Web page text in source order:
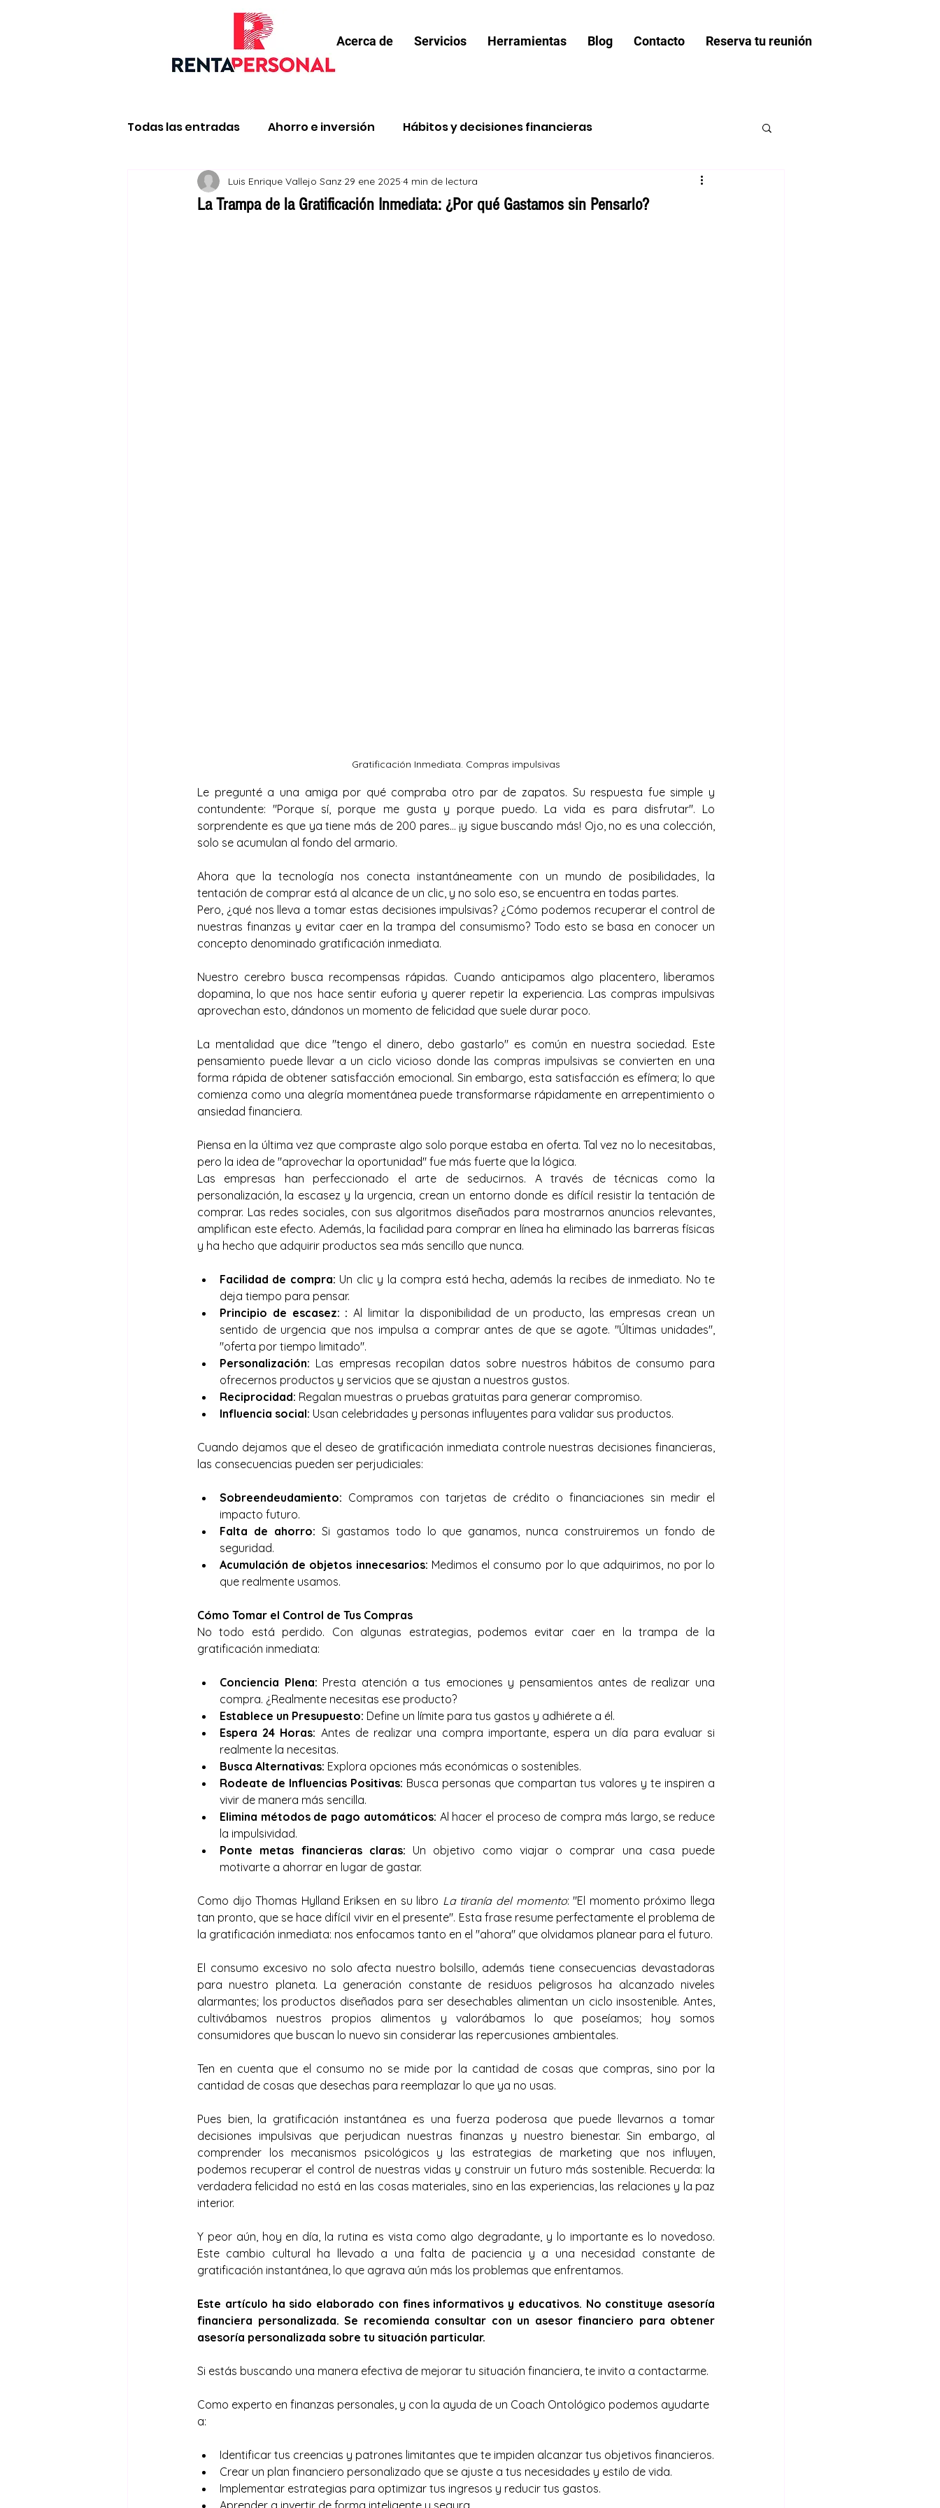
Acerca de Servicios Herramientas Blog Contacto Reserva tu reunión
Todas las entradas Ahorro e inversión Hábitos y decisiones financieras
Impuestos y declaración de renta Salir de deudas
La Trampa de la Gratificación Inmediata: ¿Por qué Gastamos sin Pensarlo?
Luis Enrique Vallejo Sanz 29 ene 2025 4 min de lectura
Gratificación Inmediata. Compras impulsivas
Le pregunté a una amiga por qué compraba otro par de zapatos. Su respuesta fue simple y
contundente: "Porque sí, porque me gusta y porque puedo. La vida es para disfrutar". Lo
sorprendente es que ya tiene más de 200 pares… ¡y sigue buscando más! Ojo, no es una colección,
solo se acumulan al fondo del armario.
Ahora que la tecnología nos conecta instantáneamente con un mundo de posibilidades, la
tentación de comprar está al alcance de un clic, y no solo eso, se encuentra en todas partes.
Pero, ¿qué nos lleva a tomar estas decisiones impulsivas? ¿Cómo podemos recuperar el control de
nuestras finanzas y evitar caer en la trampa del consumismo? Todo esto se basa en conocer un
concepto denominado gratificación inmediata.
Nuestro cerebro busca recompensas rápidas. Cuando anticipamos algo placentero, liberamos
dopamina, lo que nos hace sentir euforia y querer repetir la experiencia. Las compras impulsivas
aprovechan esto, dándonos un momento de felicidad que suele durar poco.
La mentalidad que dice "tengo el dinero, debo gastarlo" es común en nuestra sociedad. Este
pensamiento puede llevar a un ciclo vicioso donde las compras impulsivas se convierten en una
forma rápida de obtener satisfacción emocional. Sin embargo, esta satisfacción es efímera; lo que
comienza como una alegría momentánea puede transformarse rápidamente en arrepentimiento o
ansiedad financiera.
Piensa en la última vez que compraste algo solo porque estaba en oferta. Tal vez no lo necesitabas,
pero la idea de "aprovechar la oportunidad" fue más fuerte que la lógica.
Las empresas han perfeccionado el arte de seducirnos. A través de técnicas como la
personalización, la escasez y la urgencia, crean un entorno donde es difícil resistir la tentación de
comprar. Las redes sociales, con sus algoritmos diseñados para mostrarnos anuncios relevantes,
amplifican este efecto. Además, la facilidad para comprar en línea ha eliminado las barreras físicas
y ha hecho que adquirir productos sea más sencillo que nunca.
Facilidad de compra: Un clic y la compra está hecha, además la recibes de inmediato. No te
deja tiempo para pensar.
Principio de escasez: : Al limitar la disponibilidad de un producto, las empresas crean un
sentido de urgencia que nos impulsa a comprar antes de que se agote. "Últimas unidades",
"oferta por tiempo limitado".
Personalización: Las empresas recopilan datos sobre nuestros hábitos de consumo para
ofrecernos productos y servicios que se ajustan a nuestros gustos.
Reciprocidad: Regalan muestras o pruebas gratuitas para generar compromiso.
Influencia social: Usan celebridades y personas influyentes para validar sus productos.
Cuando dejamos que el deseo de gratificación inmediata controle nuestras decisiones financieras,
las consecuencias pueden ser perjudiciales:
Sobreendeudamiento: Compramos con tarjetas de crédito o financiaciones sin medir el
impacto futuro.
Falta de ahorro: Si gastamos todo lo que ganamos, nunca construiremos un fondo de
seguridad.
Acumulación de objetos innecesarios: Medimos el consumo por lo que adquirimos, no por lo
que realmente usamos.
Cómo Tomar el Control de Tus Compras
No todo está perdido. Con algunas estrategias, podemos evitar caer en la trampa de la
gratificación inmediata:
Conciencia Plena: Presta atención a tus emociones y pensamientos antes de realizar una
compra. ¿Realmente necesitas ese producto?
Establece un Presupuesto: Define un límite para tus gastos y adhiérete a él.
Espera 24 Horas: Antes de realizar una compra importante, espera un día para evaluar si
realmente la necesitas.
Busca Alternativas: Explora opciones más económicas o sostenibles.
Rodeate de Influencias Positivas: Busca personas que compartan tus valores y te inspiren a
vivir de manera más sencilla.
Elimina métodos de pago automáticos: Al hacer el proceso de compra más largo, se reduce
la impulsividad.
Ponte metas financieras claras: Un objetivo como viajar o comprar una casa puede
motivarte a ahorrar en lugar de gastar.
Como dijo Thomas Hylland Eriksen en su libro La tiranía del momento: "El momento próximo llega
tan pronto, que se hace difícil vivir en el presente". Esta frase resume perfectamente el problema de
la gratificación inmediata: nos enfocamos tanto en el "ahora" que olvidamos planear para el futuro.
El consumo excesivo no solo afecta nuestro bolsillo, además tiene consecuencias devastadoras
para nuestro planeta. La generación constante de residuos peligrosos ha alcanzado niveles
alarmantes; los productos diseñados para ser desechables alimentan un ciclo insostenible. Antes,
cultivábamos nuestros propios alimentos y valorábamos lo que poseíamos; hoy somos
consumidores que buscan lo nuevo sin considerar las repercusiones ambientales.
Ten en cuenta que el consumo no se mide por la cantidad de cosas que compras, sino por la
cantidad de cosas que desechas para reemplazar lo que ya no usas.
Pues bien, la gratificación instantánea es una fuerza poderosa que puede llevarnos a tomar
decisiones impulsivas que perjudican nuestras finanzas y nuestro bienestar. Sin embargo, al
comprender los mecanismos psicológicos y las estrategias de marketing que nos influyen,
podemos recuperar el control de nuestras vidas y construir un futuro más sostenible. Recuerda: la
verdadera felicidad no está en las cosas materiales, sino en las experiencias, las relaciones y la paz
interior.
Y peor aún, hoy en día, la rutina es vista como algo degradante, y lo importante es lo novedoso.
Este cambio cultural ha llevado a una falta de paciencia y a una necesidad constante de
gratificación instantánea, lo que agrava aún más los problemas que enfrentamos.
Este artículo ha sido elaborado con fines informativos y educativos. No constituye asesoría
financiera personalizada. Se recomienda consultar con un asesor financiero para obtener
asesoría personalizada sobre tu situación particular.
Si estás buscando una manera efectiva de mejorar tu situación financiera, te invito a contactarme.
Como experto en finanzas personales, y con la ayuda de un Coach Ontológico podemos ayudarte
a:
Identificar tus creencias y patrones limitantes que te impiden alcanzar tus objetivos financieros.
Crear un plan financiero personalizado que se ajuste a tus necesidades y estilo de vida.
Implementar estrategias para optimizar tus ingresos y reducir tus gastos.
Aprender a invertir de forma inteligente y segura.